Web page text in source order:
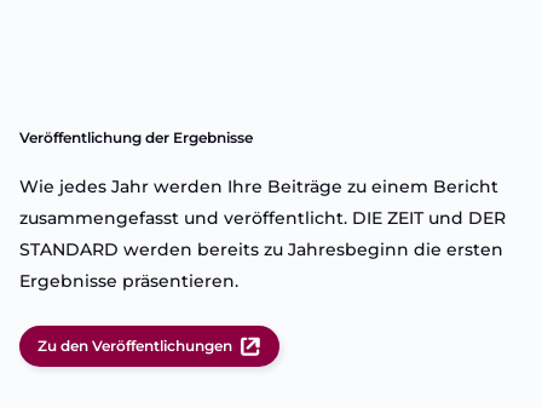
Veröffentlichung der Ergebnisse
Wie jedes Jahr werden Ihre Beiträge zu einem Bericht
zusammengefasst und veröffentlicht. DIE ZEIT und DER
STANDARD werden bereits zu Jahresbeginn die ersten
Ergebnisse präsentieren.
Zu den Veröffentlichungen